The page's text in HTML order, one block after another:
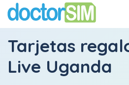
Tarjetas
Live Uganda